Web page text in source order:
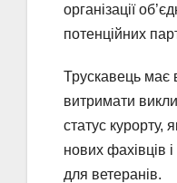
організації
потенційних
Трускавець має
витримати
статус курорту,
нових фахівців
для ветеранів.